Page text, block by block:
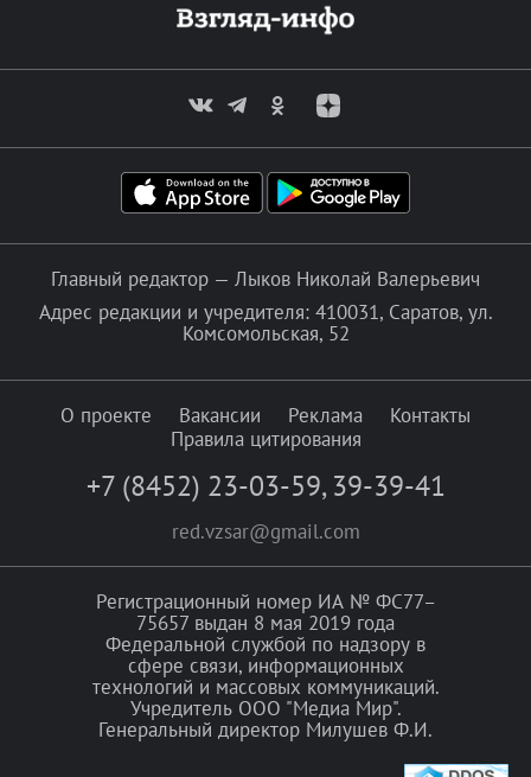
Главный редактор — Лыков Николай Валерьевич
Адрес редакции и учредителя: 410031, Саратов, ул.
Комсомольская, 52
О проекте Вакансии Реклама
Контакты
Правила цитирования
+7 (8452) 23-03-59, 39-39-41
red.vzsar@gmail.com
Регистрационный номер ИА № ФС77–
75657 выдан 8 мая 2019 года
Федеральной службой по надзору в
сфере связи, информационных
технологий и массовых коммуникаций.
Учредитель ООО "Медиа Мир".
Генеральный директор Милушев Ф.И.